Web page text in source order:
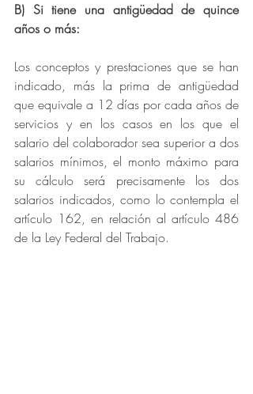
B) Si tiene una antigüedad de quince
años o más:
Los conceptos y prestaciones que se han
indicado, más la prima de antigüedad
que equivale a 12 días por cada años de
servicios y en los casos en los que el
salario del colaborador sea superior a dos
salarios mínimos, el monto máximo para
su cálculo será precisamente los dos
salarios indicados, como lo contempla el
artículo 162, en relación al artículo 486
de la Ley Federal del Trabajo.